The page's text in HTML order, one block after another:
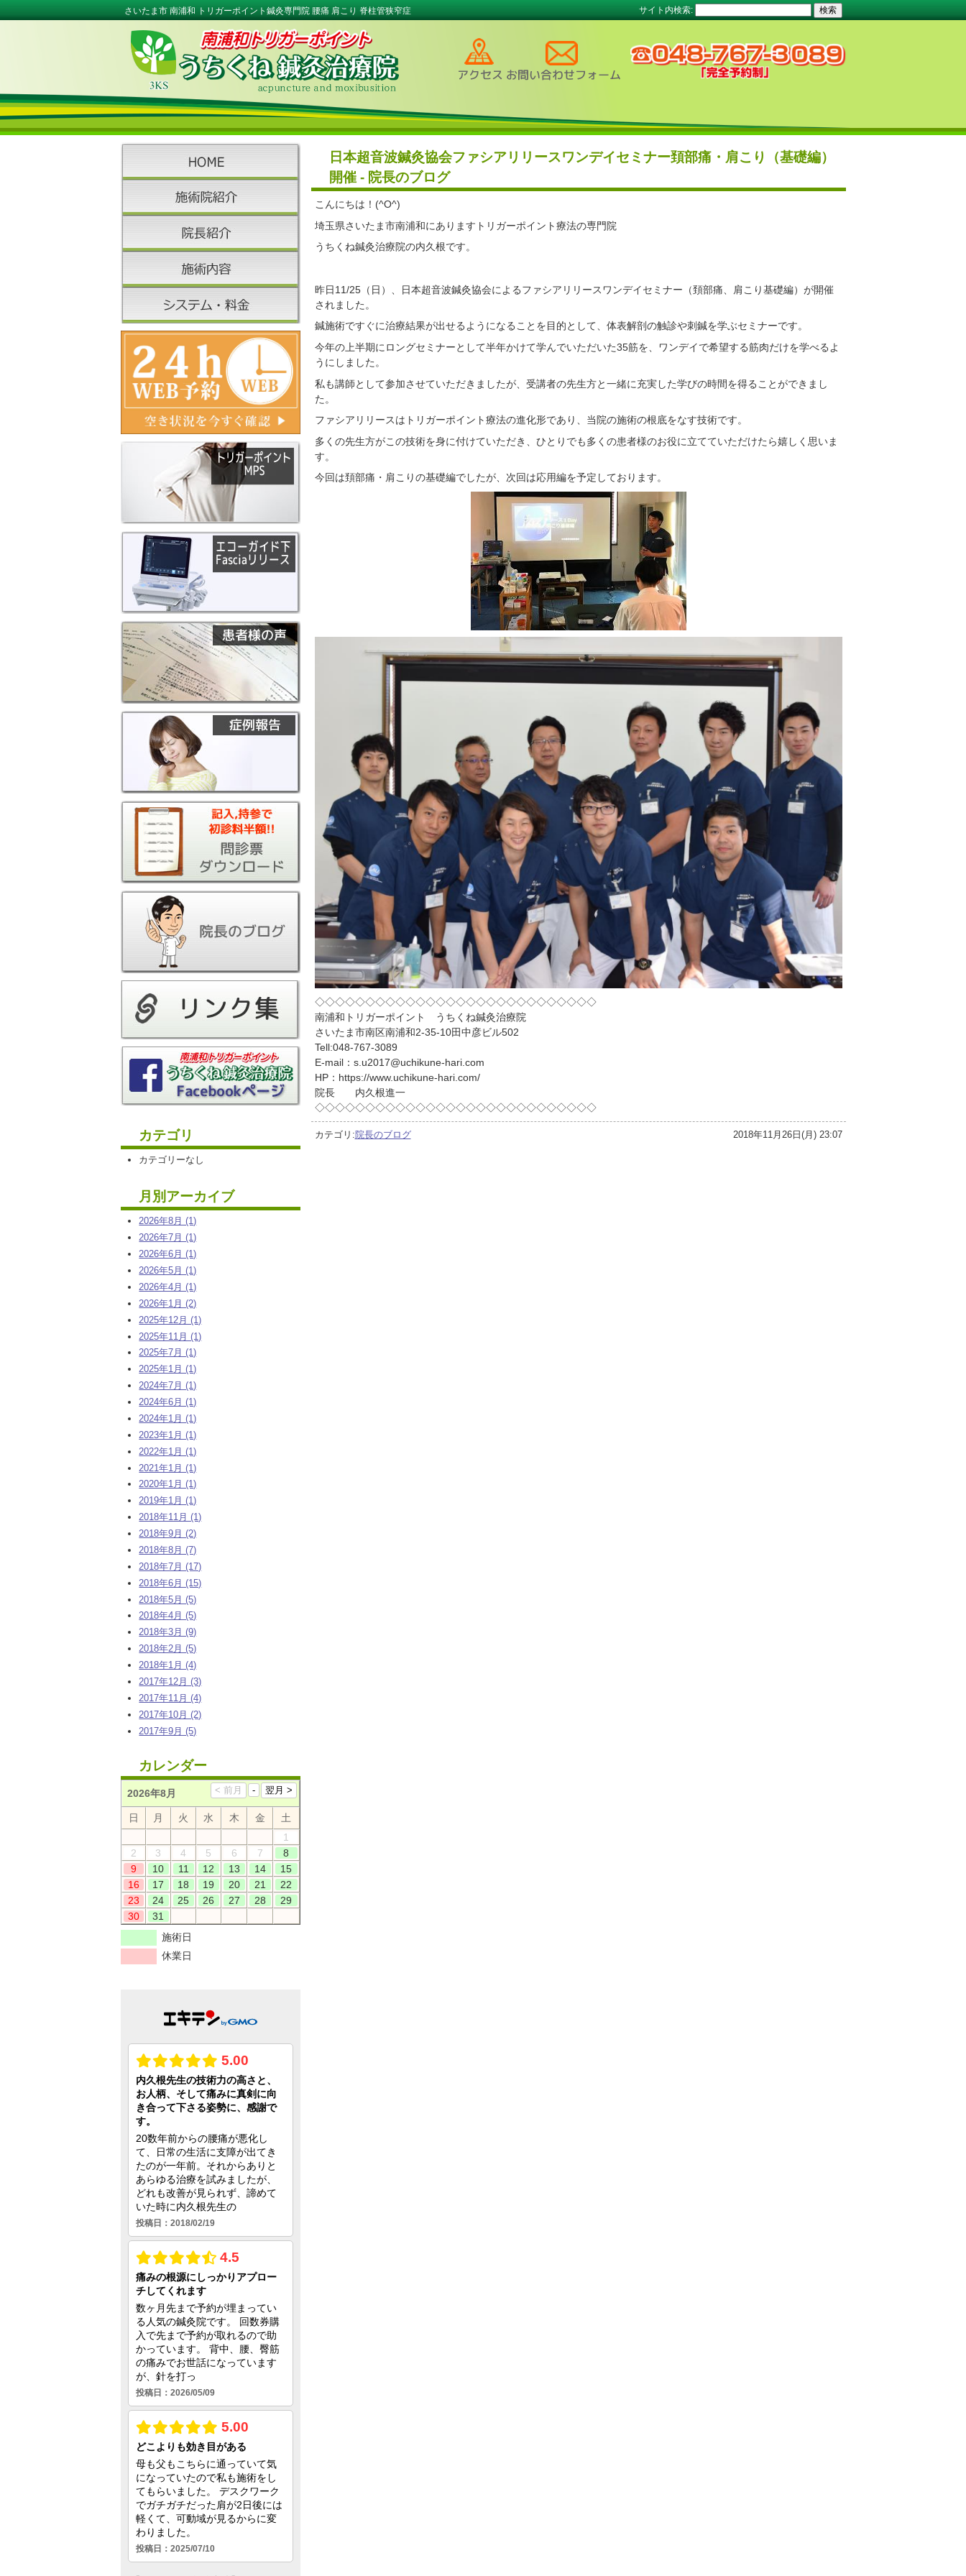
さいたま市 南浦和 トリガーポイント鍼灸専門院 腰痛 肩こり 脊柱管狭窄症 サイト内検索:
カテゴリ
カテゴリーなし
月別アーカイブ
2026年8月 (1)
2026年7月 (1)
2026年6月 (1)
2026年5月 (1)
2026年4月 (1)
2026年1月 (2)
2025年12月 (1)
2025年11月 (1)
2025年7月 (1)
2025年1月 (1)
2024年7月 (1)
2024年6月 (1)
2024年1月 (1)
2023年1月 (1)
2022年1月 (1)
2021年1月 (1)
2020年1月 (1)
2019年1月 (1)
2018年11月 (1)
2018年9月 (2)
2018年8月 (7)
2018年7月 (17)
2018年6月 (15)
2018年5月 (5)
2018年4月 (5)
2018年3月 (9)
2018年2月 (5)
2018年1月 (4)
2017年12月 (3)
2017年11月 (4)
2017年10月 (2)
2017年9月 (5)
カレンダー
2026年8月
日 月 火 水 木 金
土
1
2
3 4 5 6 7
8
9
10 11 12 13 14
15
16
17 18 19 20 21
22
23
24 25 26 27 28
29
30
31
施術日
休業日
日本超音波鍼灸協会ファシアリリースワンデイセミナー頚部痛・肩こり（基礎編）
開催 - 院長のブログ
こんにちは！(^O^)
埼玉県さいたま市南浦和にありますトリガーポイント療法の専門院
うちくね鍼灸治療院の内久根です。
昨日11/25（日）、日本超音波鍼灸協会によるファシアリリースワンデイセミナー（頚部痛、肩こり基礎編）が開催
されました。
鍼施術ですぐに治療結果が出せるようになることを目的として、体表解剖の触診や刺鍼を学ぶセミナーです。
今年の上半期にロングセミナーとして半年かけて学んでいただいた35筋を、ワンデイで希望する筋肉だけを学べるよ
うにしました。
私も講師として参加させていただきましたが、受講者の先生方と一緒に充実した学びの時間を得ることができまし
た。
ファシアリリースはトリガーポイント療法の進化形であり、当院の施術の根底をなす技術です。
多くの先生方がこの技術を身に付けていただき、ひとりでも多くの患者様のお役に立てていただけたら嬉しく思いま
す。
今回は頚部痛・肩こりの基礎編でしたが、次回は応用編を予定しております。
◇◇◇◇◇◇◇◇◇◇◇◇◇◇◇◇◇◇◇◇◇◇◇◇◇◇◇◇
南浦和トリガーポイント うちくね鍼灸治療院
さいたま市南区南浦和2-35-10田中彦ビル502
Tell:048-767-3089
E-mail：s.u2017@uchikune-hari.com
HP：https://www.uchikune-hari.com/
院長 内久根進一
◇◇◇◇◇◇◇◇◇◇◇◇◇◇◇◇◇◇◇◇◇◇◇◇◇◇◇◇
カテゴリ:院長のブログ 2018年11月26日(月) 23:07